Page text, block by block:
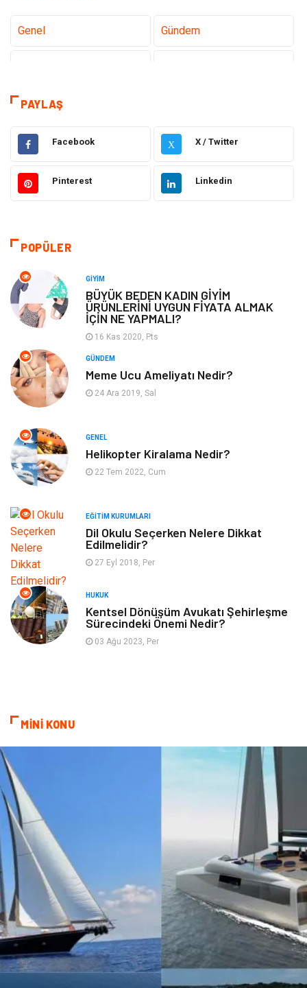
Genel Gündem
Sağlık
Elektrik Elektronik Gıda
Giyim Ulaşım ve Taşımacılık
Alışveriş
Otomotiv
Eğitim Kurumları Yapı İnşaat
Güzellik Mobilya
Bahçe Ev Maden ve Metal
Finans & Ekonomi
Plastik
Tekstil
Hizmet
İnternet Ambalaj
Kültür
Kiralama Servisleri
Basın Yayın
Dernekler ve Birlikler Periyodik Kontrol
Moda İthalat İhracat
Alüminyum Tarım & Hayvancılık
PAYLAŞ
Facebook X X / Twitter
Pinterest Linkedin
POPÜLER
GIYIM
BÜYÜK BEDEN KADIN GİYİM
ÜRÜNLERİNİ UYGUN FİYATA ALMAK
İÇİN NE YAPMALI?
16 Kas 2020, Pts
GÜNDEM
Meme Ucu Ameliyatı Nedir?
24 Ara 2019, Sal
GENEL
Helikopter Kiralama Nedir?
22 Tem 2022, Cum
EĞITIM KURUMLARI
Dil Okulu Seçerken Nelere Dikkat
Edilmelidir?
27 Eyl 2018, Per
HUKUK
Kentsel Dönüşüm Avukatı Şehirleşme
Sürecindeki Önemi Nedir?
03 Ağu 2023, Per
MİNİ KONU